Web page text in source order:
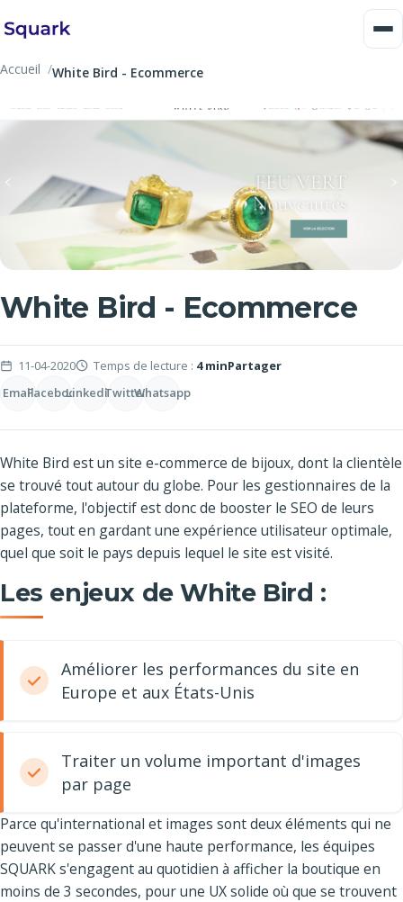
Accueil White Bird - Ecommerce
White Bird - Ecommerce
11-04-2020 Temps de lecture : 4 minPartager
EmailFacebookLinkedinTwitterWhatsapp
White Bird est un site e-commerce de bijoux, dont la clientèle
se trouvé tout autour du globe. Pour les gestionnaires de la
plateforme, l'objectif est donc de booster le SEO de leurs
pages, tout en gardant une expérience utilisateur optimale,
quel que soit le pays depuis lequel le site est visité.
Les enjeux de White Bird :
Améliorer les performances du site en
Europe et aux États-Unis
Traiter un volume important d'images
par page
Parce qu'international et images sont deux éléments qui ne
peuvent se passer d'une haute performance, les équipes
SQUARK s'engagent au quotidien à afficher la boutique en
moins de 3 secondes, pour une UX solide où que se trouvent